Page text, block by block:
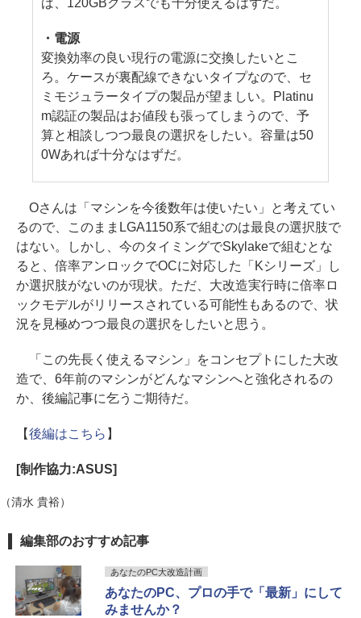
・電源
変換効率の良い現行の電源に交換したいとこ
ろ。ケースが裏配線できないタイプなので、セ
ミモジュラータイプの製品が望ましい。Platinu
m認証の製品はお値段も張ってしまうので、予
算と相談しつつ最良の選択をしたい。容量は50
0Wあれば十分なはずだ。
Oさんは「マシンを今後数年は使いたい」と考えてい
るので、このままLGA1150系で組むのは最良の選択肢で
はない。しかし、今のタイミングでSkylakeで組むとな
ると、倍率アンロックでOCに対応した「Kシリーズ」し
か選択肢がないのが現状。ただ、大改造実行時に倍率ロ
ックモデルがリリースされている可能性もあるので、状
況を見極めつつ最良の選択をしたいと思う。
「この先長く使えるマシン」をコンセプトにした大改
造で、6年前のマシンがどんなマシンへと強化されるの
か、後編記事に乞うご期待だ。
【後編はこちら 】
[制作協力:ASUS]
（清水 貴裕）
編集部のおすすめ記事
あなたのPC大改造計画
あなたのPC、プロの手で「最新」にして
みませんか？